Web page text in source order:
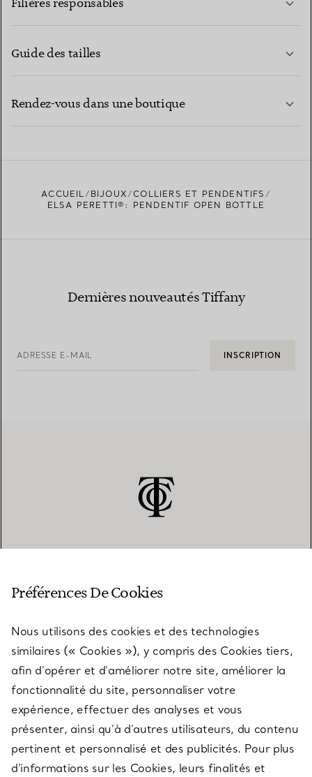
Filières responsables
Guide des tailles
Rendez-vous dans une boutique
TROUVEZ LA BOUTIQUE LA PLUS PROCHE
ACCUEIL BIJOUX
COLLIERS ET PENDENTIFS
ELSA PERETTI®: PENDENTIF OPEN BOTTLE
Dernières nouveautés Tiffany
ADRESSE E-MAIL INSCRIPTION
SERVICES
À PROPOS
QUESTIONS LÉGALES
Préférences De Cookies
Nous utilisons des cookies et des technologies
similaires (« Cookies »), y compris des Cookies tiers,
afin d’opérer et d’améliorer notre site, améliorer la
fonctionnalité du site, personnaliser votre
expérience, effectuer des analyses et vous
présenter, ainsi qu’à d’autres utilisateurs, du contenu
pertinent et personnalisé et des publicités. Pour plus
d’informations sur les Cookies, leurs finalités et